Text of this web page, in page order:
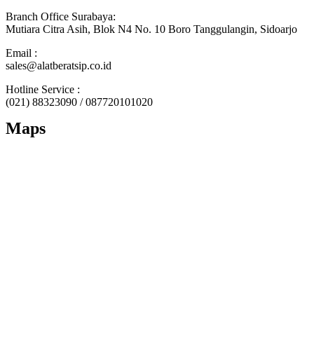
Branch Office Surabaya:
Mutiara Citra Asih, Blok N4 No. 10 Boro Tanggulangin, Sidoarjo
Email :
sales@alatberatsip.co.id
Hotline Service :
(021) 88323090 / 087720101020
Maps